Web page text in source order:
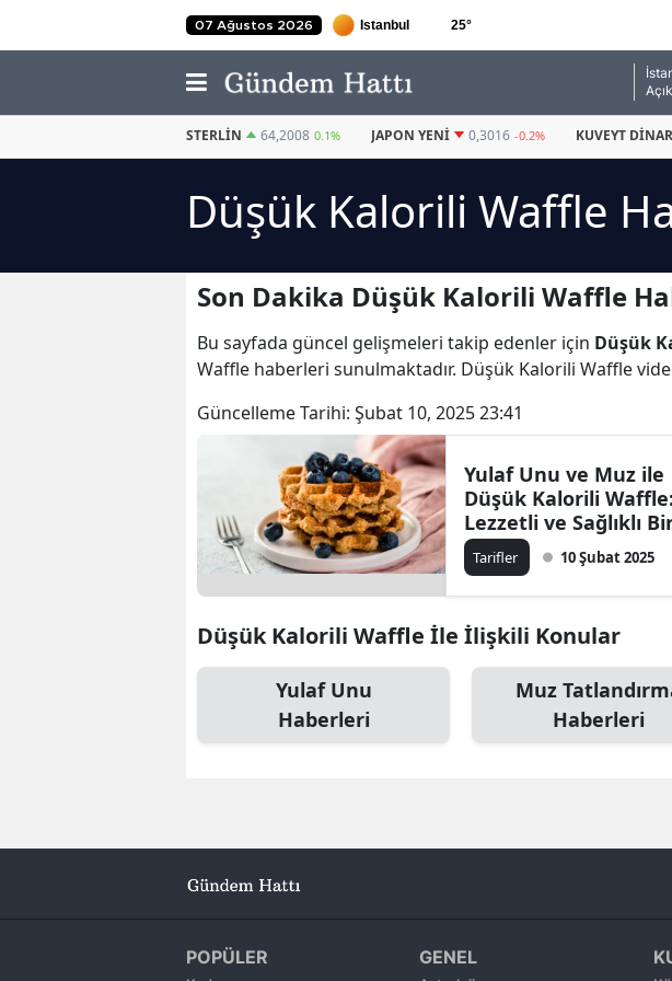
07 Ağustos 2026 25°
Açık
STERLIN 64,2008 0.1% JAPON YENI 0,3016 -0.2% KUVEYT
Düşük Kalorili Waffle
Son Dakika Düşük Kalorili Waffle
Bu sayfada güncel gelişmeleri takip edenler için Düşük
Waffle haberleri sunulmaktadır. Düşük Kalorili Waffle
Güncelleme Tarihi: Şubat 10, 2025 23:41
Yulaf Unu ve Muz ile
Düşük Kalorili Waffle:
Lezzetli ve Sağlıklı
Alternatif
Tarifler 10 Şubat 2025
Düşük Kalorili Waffle İle İlişkili Konular
Yulaf Unu
Haberleri
Muz
Haberleri
POPÜLER GENEL